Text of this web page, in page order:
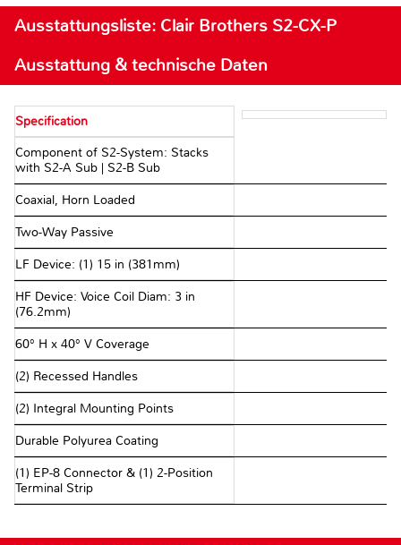
Ausstattungsliste: Clair Brothers S2-CX-P
Ausstattung & technische Daten
Specification
Component of S2-System: Stacks
with S2-A Sub | S2-B Sub
Coaxial, Horn Loaded
Two-Way Passive
LF Device: (1) 15 in (381mm)
HF Device: Voice Coil Diam: 3 in
(76.2mm)
60° H x 40° V Coverage
(2) Recessed Handles
(2) Integral Mounting Points
Durable Polyurea Coating
(1) EP-8 Connector & (1) 2-Position
Terminal Strip